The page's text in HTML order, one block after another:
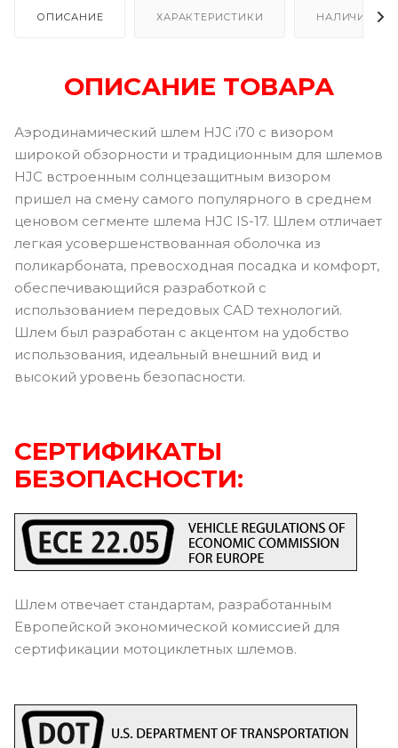
ОПИСАНИЕ ХАРАКТЕРИСТИКИ НАЛИЧИЕ В
ОПИСАНИЕ ТОВАРА
Аэродинамический шлем HJC i70 с визором
широкой обзорности и традиционным для шлемов
HJC встроенным солнцезащитным визором
пришел на смену самого популярного в среднем
ценовом сегменте шлема HJC IS-17. Шлем отличает
легкая усовершенствованная оболочка из
поликарбоната, превосходная посадка и комфорт,
обеспечивающийся разработкой с
использованием передовых CAD технологий.
Шлем был разработан с акцентом на удобство
использования, идеальный внешний вид и
высокий уровень безопасности.
СЕРТИФИКАТЫ
БЕЗОПАСНОСТИ:
Шлем отвечает стандартам, разработанным
Европейской экономической комиссией для
сертификации мотоциклетных шлемов.